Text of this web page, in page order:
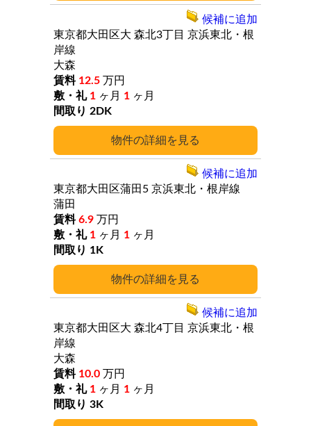
詳細
東京都大田区大 森北3丁目 京浜東北・根
岸線
大森
12.5 万円
1 ヶ月 1 ヶ月
2DK
候補に追加
詳細
東京都大田区蒲田5 京浜東北・根岸線
蒲田
6.9 万円
1 ヶ月 1 ヶ月
1K
候補に追加
東京都大田区大 森北4丁目 京浜東北・根
岸線
大森
10.0 万円
1 ヶ月 1 ヶ月
3K
候補に追加